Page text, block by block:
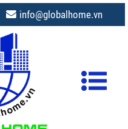
info@globalhome.vn